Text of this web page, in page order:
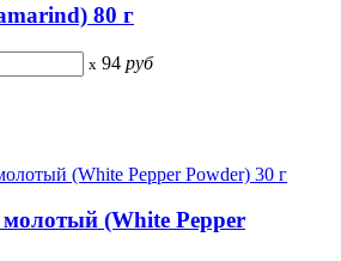
80 г
x 94 руб
(White Pepper